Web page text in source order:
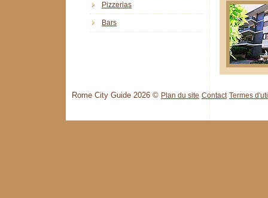
Pizzerias
Bars
Rome City Guide 2026 © Plan du site Contact Termes